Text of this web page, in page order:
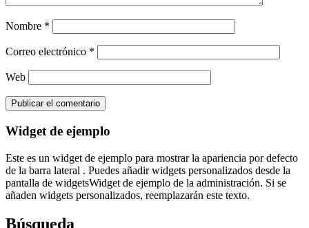
Nombre *
Correo electrónico *
Web
Widget de ejemplo
Este es un widget de ejemplo para mostrar la apariencia por defecto
de la barra lateral . Puedes añadir widgets personalizados desde la
pantalla de widgetsWidget de ejemplo de la administración. Si se
añaden widgets personalizados, reemplazarán este texto.
Búsqueda